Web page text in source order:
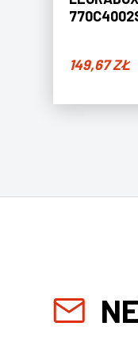
149,67ZŁ